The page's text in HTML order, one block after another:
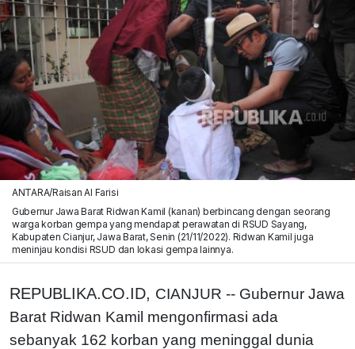
ANTARA/Raisan Al Farisi
Gubernur Jawa Barat Ridwan Kamil (kanan) berbincang dengan seorang
warga korban gempa yang mendapat perawatan di RSUD Sayang,
Kabupaten Cianjur, Jawa Barat, Senin (21/11/2022). Ridwan Kamil juga
meninjau kondisi RSUD dan lokasi gempa lainnya.
REPUBLIKA.CO.ID, CIANJUR -- Gubernur Jawa
Barat Ridwan Kamil mengonfirmasi ada
sebanyak 162 korban yang meninggal dunia